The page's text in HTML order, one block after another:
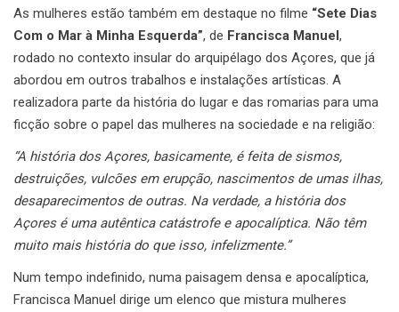
As mulheres estão também em destaque no filme “Sete Dias
Com o Mar à Minha Esquerda”, de Francisca Manuel,
rodado no contexto insular do arquipélago dos Açores, que já
abordou em outros trabalhos e instalações artísticas. A
realizadora parte da história do lugar e das romarias para uma
ficção sobre o papel das mulheres na sociedade e na religião:
“A história dos Açores, basicamente, é feita de sismos,
destruições, vulcões em erupção, nascimentos de umas ilhas,
desaparecimentos de outras. Na verdade, a história dos
Açores é uma autêntica catástrofe e apocalíptica. Não têm
muito mais história do que isso, infelizmente.”
Num tempo indefinido, numa paisagem densa e apocalíptica,
Francisca Manuel dirige um elenco que mistura mulheres